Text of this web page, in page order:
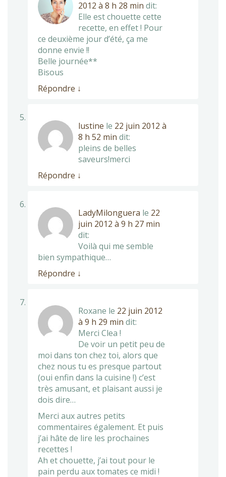
2012 à 8 h 28 min dit:
Elle est chouette cette
recette, en effet ! Pour
ce deuxième jour d’été, ça me
donne envie !!
Belle journée**
Bisous
Répondre ↓
lustine le 22 juin 2012 à
8 h 52 min dit:
pleins de belles
saveurs!merci
Répondre ↓
LadyMilonguera le 22
juin 2012 à 9 h 27 min
dit:
Voilà qui me semble
bien sympathique…
Répondre ↓
Roxane le 22 juin 2012
à 9 h 29 min dit:
Merci Clea !
De voir un petit peu de
moi dans ton chez toi, alors que
chez nous tu es presque partout
(oui enfin dans la cuisine !) c’est
très amusant, et plaisant aussi je
dois dire…
Merci aux autres petits
commentaires également. Et puis
j’ai hâte de lire les prochaines
recettes !
Ah et chouette, j’ai tout pour le
pain perdu aux tomates ce midi !